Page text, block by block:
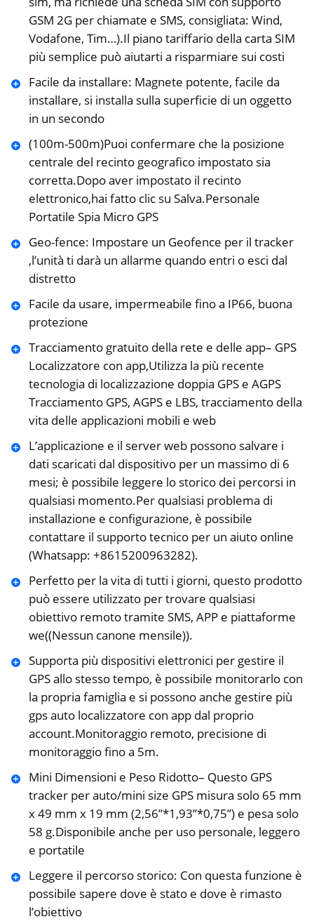
GSM 2G per chiamate e SMS, consigliata: Wind,
Vodafone, Tim…).Il piano tariffario della carta SIM
più semplice può aiutarti a risparmiare sui costi
Facile da installare: Magnete potente, facile da
installare, si installa sulla superficie di un oggetto
in un secondo
(100m-500m)Puoi confermare che la posizione
centrale del recinto geografico impostato sia
corretta.Dopo aver impostato il recinto
elettronico,hai fatto clic su Salva.Personale
Portatile Spia Micro GPS
Geo-fence: Impostare un Geofence per il tracker
,l’unità ti darà un allarme quando entri o esci dal
distretto
Facile da usare, impermeabile fino a IP66, buona
protezione
Tracciamento gratuito della rete e delle app– GPS
Localizzatore con app,Utilizza la più recente
tecnologia di localizzazione doppia GPS e AGPS
Tracciamento GPS, AGPS e LBS, tracciamento della
vita delle applicazioni mobili e web
L’applicazione e il server web possono salvare i
dati scaricati dal dispositivo per un massimo di 6
mesi; è possibile leggere lo storico dei percorsi in
qualsiasi momento.Per qualsiasi problema di
installazione e configurazione, è possibile
contattare il supporto tecnico per un aiuto online
(Whatsapp: +8615200963282).
Perfetto per la vita di tutti i giorni, questo prodotto
può essere utilizzato per trovare qualsiasi
obiettivo remoto tramite SMS, APP e piattaforme
we((Nessun canone mensile)).
Supporta più dispositivi elettronici per gestire il
GPS allo stesso tempo, è possibile monitorarlo con
la propria famiglia e si possono anche gestire più
gps auto localizzatore con app dal proprio
account.Monitoraggio remoto, precisione di
monitoraggio fino a 5m.
Mini Dimensioni e Peso Ridotto– Questo GPS
tracker per auto/mini size GPS misura solo 65 mm
x 49 mm x 19 mm (2,56”*1,93”*0,75”) e pesa solo
58 g.Disponibile anche per uso personale, leggero
e portatile
Leggere il percorso storico: Con questa funzione è
possibile sapere dove è stato e dove è rimasto
l’obiettivo